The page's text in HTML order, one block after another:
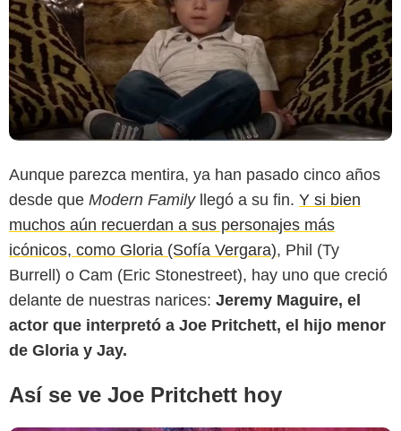
Aunque parezca mentira, ya han pasado cinco años
desde que Modern Familyllegó a su fin. Y si bien
muchos aún recuerdan a sus personajes más
icónicos, como Gloria (Sofía Vergara), Phil (Ty
Burrell) o Cam (Eric Stonestreet), hay uno que creció
delante de nuestras narices: Jeremy Maguire, el
actor que interpretó a Joe Pritchett, el hijo menor
de Gloria y Jay.
Así se ve Joe Pritchett hoy
Instagram @superjmaguire